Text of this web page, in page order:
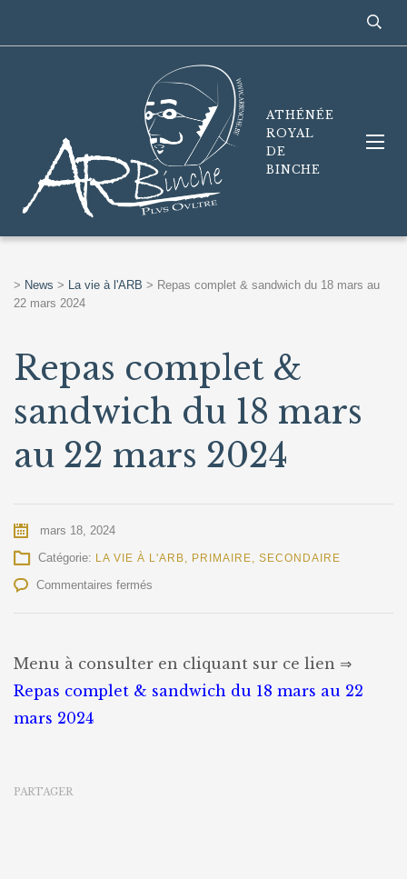
ATHÉNÉE
ROYAL
DE
BINCHE
> News > La vie à l'ARB > Repas complet & sandwich du 18 mars au
22 mars 2024
Repas complet &
sandwich du 18 mars
au 22 mars 2024
mars 18, 2024
Catégorie: LA VIE À L'ARB, PRIMAIRE, SECONDAIRE
Commentaires fermés
sandwich
18
Menu à consulter en cliquant sur ce lien ⇒
Repas complet & sandwich du 18 mars au 22
mars 2024
PARTAGER